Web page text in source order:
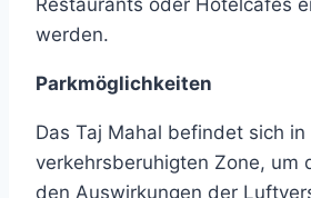
Restaurants oder Hotelcafés
werden.
Parkmöglichkeiten
Das Taj Mahal befindet sich in
verkehrsberuhigten Zone, um
den Auswirkungen der